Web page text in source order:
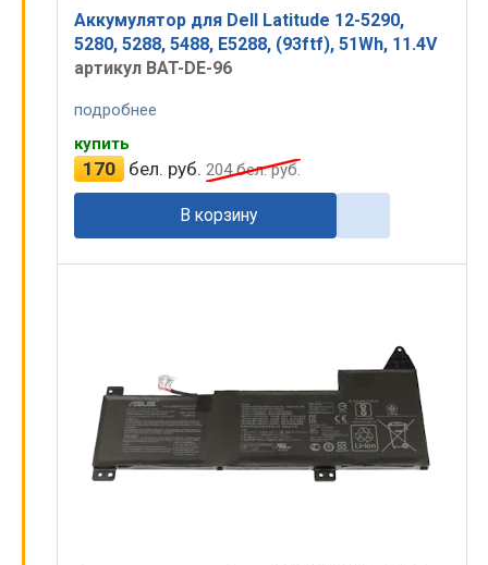
Аккумулятор для Dell Latitude 12-5290,
5280, 5288, 5488, E5288, (93ftf), 51Wh, 11.4V
артикул BAT-DE-96
подробнее
купить
170 бел. руб. 204бел. руб.
В корзину